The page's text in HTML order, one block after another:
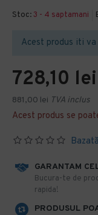
Stoc: 3 - 4 saptamani
Acest produs iti
728,10 lei
881,00 lei TVA inclus
Acest produs se
GARANTAM
​Bucura-te de
rapida!
PRODUSUL